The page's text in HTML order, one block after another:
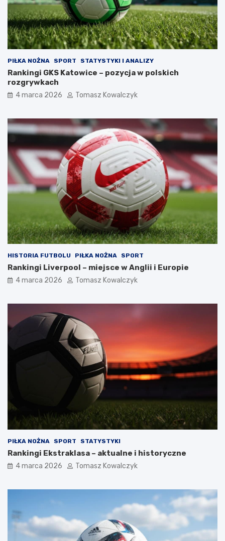
PIŁKA NOŻNA SPORT STATYSTYKI I ANALIZY
Rankingi GKS Katowice – pozycja w polskich
rozgrywkach
4 marca 2026 Tomasz Kowalczyk
HISTORIA FUTBOLU PIŁKA NOŻNA SPORT
Rankingi Liverpool – miejsce w Anglii i Europie
4 marca 2026 Tomasz Kowalczyk
PIŁKA NOŻNA SPORT STATYSTYKI
Rankingi Ekstraklasa – aktualne i historyczne
4 marca 2026 Tomasz Kowalczyk